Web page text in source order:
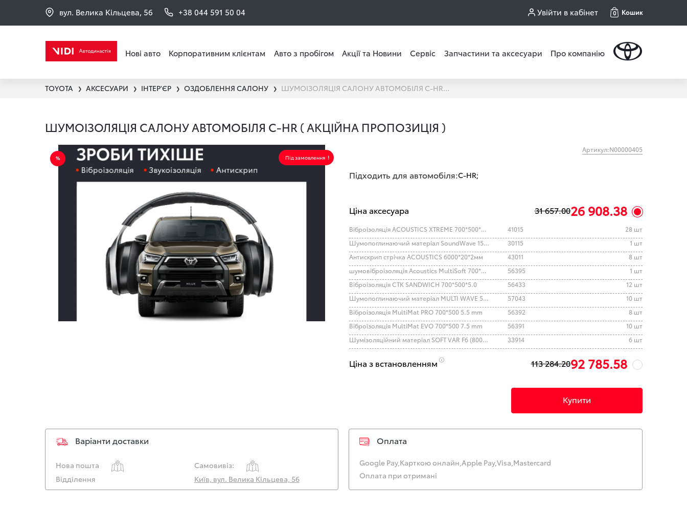
вул. Велика Кільцева, 56 +38 044 591 50 04 Увійти в кабінет 0 Кошик
Нові авто Корпоративним клієнтам Авто з пробігом Акції та Новини Сервіс Запчастини та аксесуари Про компанію
TOYOTA ❯ АКСЕСУАРИ ❯ ІНТЕР'ЄР ❯ ОЗДОБЛЕННЯ САЛОНУ ❯ ШУМОІЗОЛЯЦІЯ САЛОНУ АВТОМОБІЛЯ C-HR ( АКЦІЙНА ПРОПОЗИЦІЯ )
ШУМОІЗОЛЯЦІЯ САЛОНУ АВТОМОБІЛЯ C-HR ( АКЦІЙНА ПРОПОЗИЦІЯ )
Під замовлення
Артикул:N00000405
Підходить для автомобіля:C-HR;
Ціна аксесуара 31 657.0026 908.38
Віброізоляція ACOUSTICS XTREME 700*500*2.0 41015
28 шт
Шумопоглинаючий матеріал SoundWave 15 500*1000
30115
1 шт
Антискрип стрічка ACOUSTICS 6000*20*2мм
43011
8 шт
шумовіброізоляція Acoustics MultiSoft 700*500*6
56395
1 шт
Віброізоляція СТК SANDWICH 700*500*5.0
56433
12 шт
Шумопоглинаючий матеріал MULTI WAVE 500*500 15 mm
57043
10 шт
Віброізоляція MultiMat PRO 700*500 5.5 mm
56392
8 шт
Віброізоляція MultiMat EVO 700*500 7.5 mm
56391
10 шт
Шумізоляційний матеріал SOFT VAR F6 (800*500)
33914 6 шт
Ціна з встановленням 113 284.2092 785.58
Купити
Варіанти доставки
Нова пошта
Самовивіз:
Відділення
Київ, вул. Велика Кільцева, 56
Оплата
Google Pay,Карткою онлайн,Apple Pay,Visa,Mastercard
Оплата при отримані